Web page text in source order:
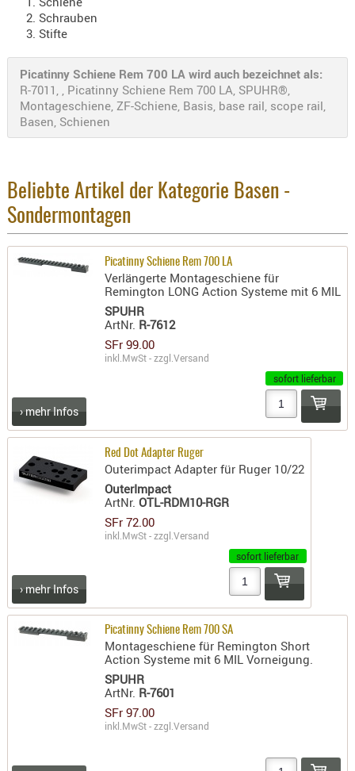
- single
AUFSÄTZE
UND
UND
REINIGER
Schrauben
Stifte
Picatinny Schiene Rem 700 LA wird auch bezeichnet als:
R-7011, , Picatinny Schiene Rem 700 LA, SPUHR®,
Montageschiene, ZF-Schiene, Basis, base rail, scope rail,
Basen, Schienen
Beliebte Artikel der Kategorie Basen -
Sondermontagen
Picatinny Schiene Rem 700 LA
Verlängerte Montageschiene für
Remington LONG Action Systeme mit 6 MIL
SPUHR
ArtNr. R-7612
SFr 99.00
inkl.MwSt - zzgl.Versand
sofort lieferbar
› mehr Infos
Red Dot Adapter Ruger
Outerimpact Adapter für Ruger 10/22
OuterImpact
ArtNr.OTL-RDM10-RGR
SFr 72.00
inkl.MwSt - zzgl.Versand
sofort lieferbar
› mehr Infos
Picatinny Schiene Rem 700 SA
Montageschiene für Remington Short
Action Systeme mit 6 MIL Vorneigung.
SPUHR
ArtNr. R-7601
SFr 97.00
inkl.MwSt - zzgl.Versand